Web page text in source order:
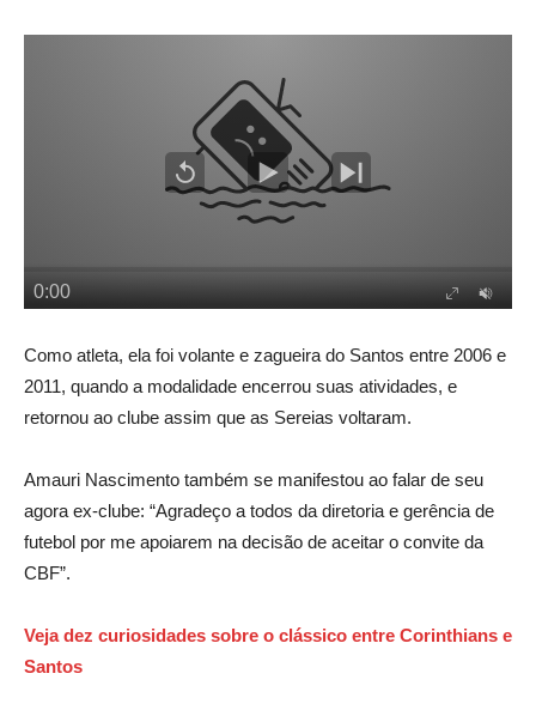
Como atleta, ela foi volante e zagueira do Santos entre 2006 e
2011, quando a modalidade encerrou suas atividades, e
retornou ao clube assim que as Sereias voltaram.
Amauri Nascimento também se manifestou ao falar de seu
agora ex-clube: “Agradeço a todos da diretoria e gerência de
futebol por me apoiarem na decisão de aceitar o convite da
CBF”.
Veja dez curiosidades sobre o clássico entre Corinthians e
Santos